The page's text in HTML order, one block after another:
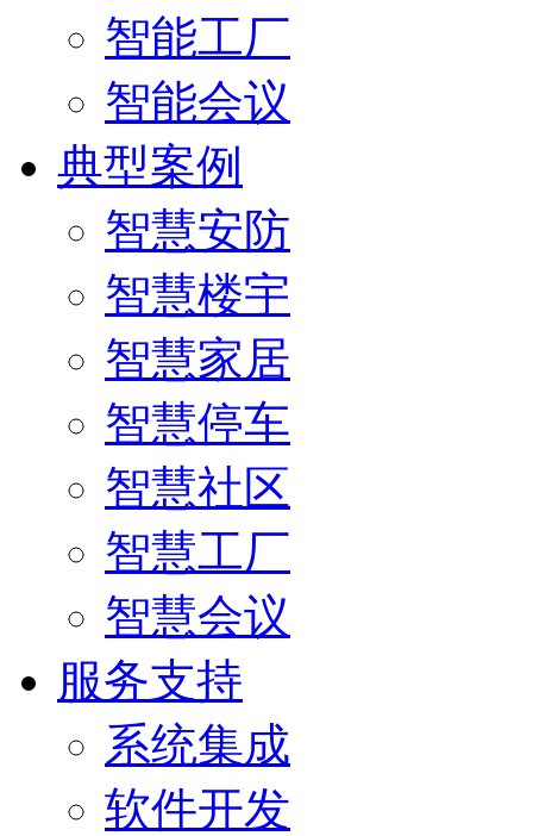
智能工厂
智能会议
典型案例
智慧安防
智慧楼宇
智慧家居
智慧停车
智慧社区
智慧工厂
智慧会议
服务支持
系统集成
软件开发